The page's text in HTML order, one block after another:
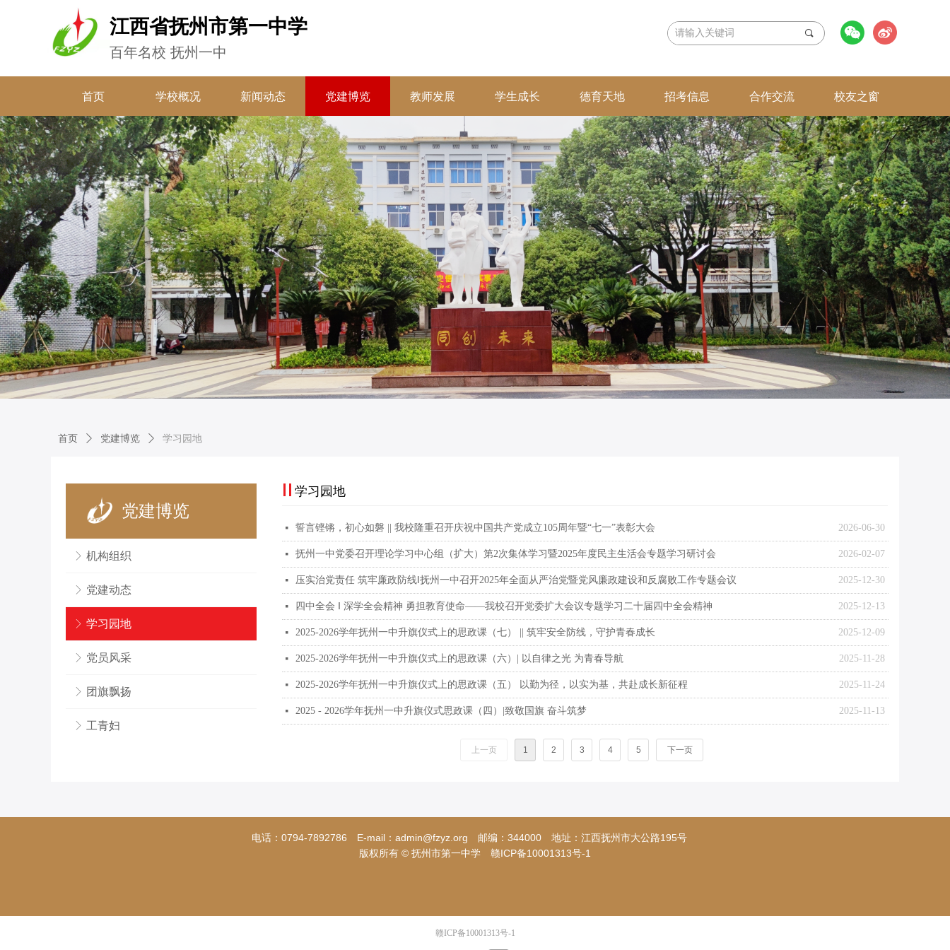
首页 学校概况 新闻动态 党建博览 教师发展 学生成长 德育天地 招考信息 合作交流 校友之窗
江西省抚州市第一中学
百年名校 抚州一中
끠
党建博览
学习园地
2026-06-30
넷 誓言铿锵，初心如磐 || 我校隆重召开庆祝中国共产党成立105周年暨“七一”表彰大会
2026-02-07
넷 抚州一中党委召开理论学习中心组（扩大）第2次集体学习暨2025年度民主生活会专题学习研讨会
2025-12-30
넷 压实治党责任 筑牢廉政防线‖抚州一中召开2025年全面从严治党暨党风廉政建设和反腐败工作专题会议
2025-12-13
넷 四中全会 ‖ 深学全会精神 勇担教育使命——我校召开党委扩大会议专题学习二十届四中全会精神
2025-12-09
넷 2025-2026学年抚州一中升旗仪式上的思政课（七） || 筑牢安全防线，守护青春成长
2025-11-28
넷 2025-2026学年抚州一中升旗仪式上的思政课（六）| 以自律之光 为青春导航
2025-11-24
넷 2025-2026学年抚州一中升旗仪式上的思政课（五） 以勤为径，以实为基，共赴成长新征程
2025-11-13
넷 2025 - 2026学年抚州一中升旗仪式思政课（四）|致敬国旗 奋斗筑梦
上一页 1 2 3 4 5 下一页
ꁕ 机构组织
ꁕ 党建动态
ꁕ 学习园地
ꁕ 党员风采
ꁕ 团旗飘扬
ꁕ 工青妇
首页 ꄲ 党建博览 ꄲ 学习园地
电话：0794-7892786 E-mail：admin@fzyz.org 邮编：344000 地址：江西抚州市大公路195号
版权所有 © 抚州市第一中学 赣ICP备10001313号-1
赣ICP备10001313号-1